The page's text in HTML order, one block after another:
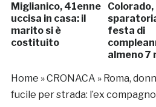
Miglianico, 41enne
uccisa in casa: il
marito si è
costituito
Colorado,
festa di
almeno 7
Home »CRONACA » Roma,
fucile per strada: l’ex